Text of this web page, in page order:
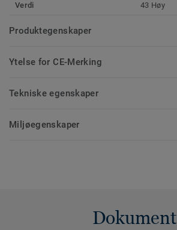
Verdi 43 Høy
Produktegenskaper
Ytelse for CE-Merking
Tekniske egenskaper
Miljøegenskaper
Dokument